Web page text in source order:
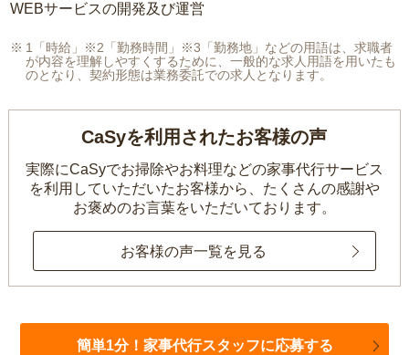
WEBサービスの開発及び運営
1「時給」※2「勤務時間」※3「勤務地」などの用語は、求職者
が内容を理解しやすくするために、一般的な求人用語を用いたも
のとなり、契約形態は業務委託での求人となります。
CaSyを利用されたお客様の声
実際にCaSyでお掃除やお料理などの家事代行サービス
を利用していただいたお客様から、 たくさんの感謝や
お褒めのお言葉をいただいております。
お客様の声一覧を見る
簡単1分！家事代行スタッフに応募する